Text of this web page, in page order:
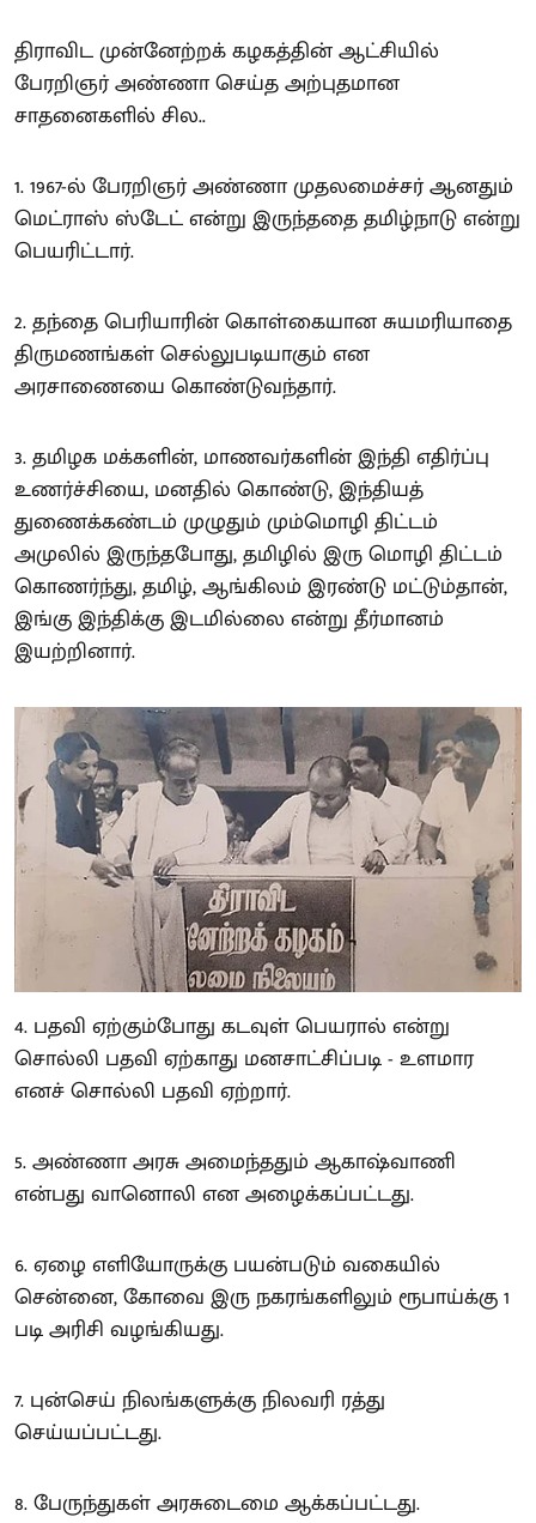
திராவிட முன்னேற்றக் கழகத்தின் ஆட்சியில்
பேரறிஞர் அண்ணா செய்த அற்புதமான
சாதனைகளில் சில..
1. 1967-ல் பேரறிஞர் அண்ணா முதலமைச்சர் ஆனதும்
மெட்ராஸ் ஸ்டேட் என்று இருந்ததை தமிழ்நாடு என்று
பெயரிட்டார்.
2. தந்தை பெரியாரின் கொள்கையான சுயமரியாதை
திருமணங்கள் செல்லுபடியாகும் என
அரசாணையை கொண்டுவந்தார்.
3. தமிழக மக்களின், மாணவர்களின் இந்தி எதிர்ப்பு
உணர்ச்சியை, மனதில் கொண்டு, இந்தியத்
துணைக்கண்டம் முழுதும் மும்மொழி திட்டம்
அமுலில் இருந்தபோது, தமிழில் இரு மொழி திட்டம்
கொணர்ந்து, தமிழ், ஆங்கிலம் இரண்டு மட்டும்தான்,
இங்கு இந்திக்கு இடமில்லை என்று தீர்மானம்
இயற்றினார்.
4. பதவி ஏற்கும்போது கடவுள் பெயரால் என்று
சொல்லி பதவி ஏற்காது மனசாட்சிப்படி - உளமார
எனச் சொல்லி பதவி ஏற்றார்.
5. அண்ணா அரசு அமைந்ததும் ஆகாஷ்வாணி
என்பது வானொலி என அழைக்கப்பட்டது.
6. ஏழை எளியோருக்கு பயன்படும் வகையில்
சென்னை, கோவை இரு நகரங்களிலும் ரூபாய்க்கு 1
படி அரிசி வழங்கியது.
7. புன்செய் நிலங்களுக்கு நிலவரி ரத்து
செய்யப்பட்டது.
8. பேருந்துகள் அரசுடைமை ஆக்கப்பட்டது.